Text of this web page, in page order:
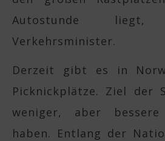
Autostunde
Verkehrsminister.
Derzeit gibt es in
Picknickplätze. Ziel der
weniger, aber
haben. Entlang der